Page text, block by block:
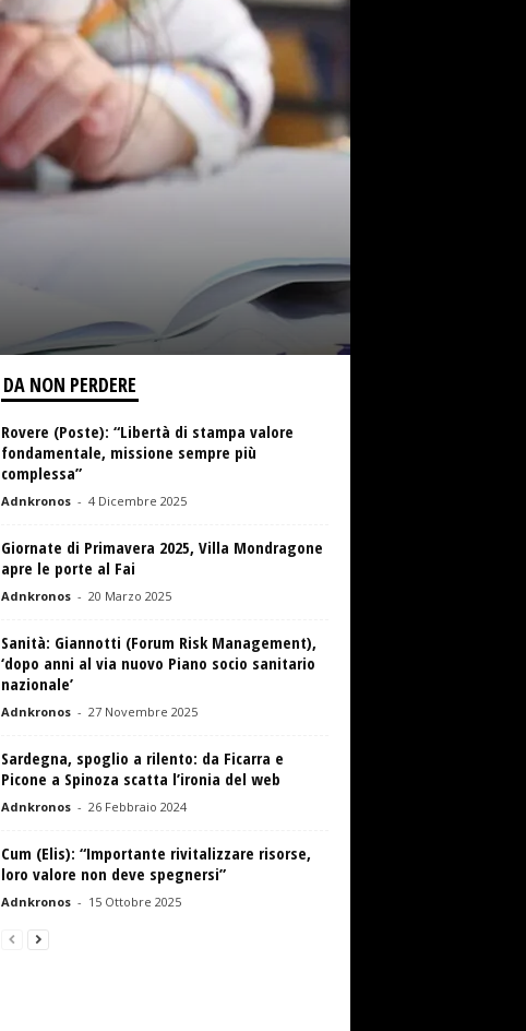
DA NON PERDERE
Rovere (Poste): “Libertà di stampa valore
fondamentale, missione sempre più
complessa”
Adnkronos - 4 Dicembre 2025
Giornate di Primavera 2025, Villa Mondragone
apre le porte al Fai
Adnkronos - 20 Marzo 2025
Sanità: Giannotti (Forum Risk Management),
‘dopo anni al via nuovo Piano socio sanitario
nazionale’
Adnkronos - 27 Novembre 2025
Sardegna, spoglio a rilento: da Ficarra e
Picone a Spinoza scatta l’ironia del web
Adnkronos - 26 Febbraio 2024
Cum (Elis): “Importante rivitalizzare risorse,
loro valore non deve spegnersi”
Adnkronos - 15 Ottobre 2025